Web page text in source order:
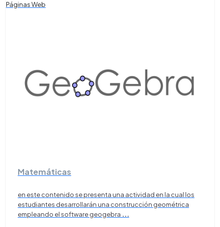
Páginas Web
Matemáticas
en este contenido se presenta una actividad en la cual los
estudiantes desarrollarán una construcción geométrica
empleando el software geogebra ...